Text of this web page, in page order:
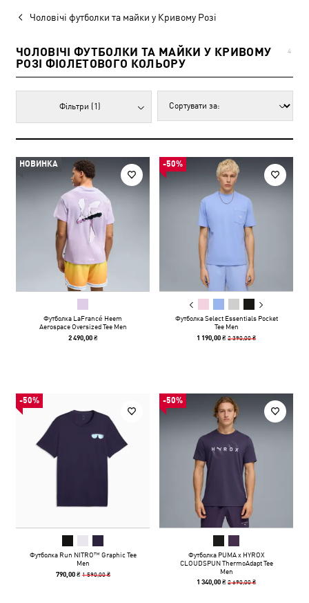
Чоловічі футболки та майки у Кривому Розі
ЧОЛОВІЧІ ФУТБОЛКИ ТА МАЙКИ У КРИВОМУ
РОЗІ ФІОЛЕТОВОГО КОЛЬОРУ
4
Фільтри (1)
НОВИНКА
Футболка LaFrancé Heem
Aerospace Oversized Tee Men
2 490,00 ₴
-50%
Футболка Select Essentials Pocket
Tee Men
1 190,00 ₴2 390,00 ₴
-50%
Футболка Run NITRO™ Graphic Tee
Men
790,00 ₴ 1 590,00 ₴
-50%
Футболка PUMA x HYROX
CLOUDSPUN ThermoAdapt Tee
Men
1 340,00 ₴2 690,00 ₴